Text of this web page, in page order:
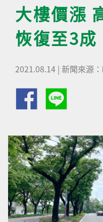
大樓價漲
恢復至3成
2021.08.14 | 新聞來源：